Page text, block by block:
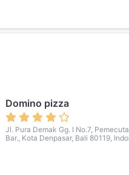
Domino pizza
Jl. Pura Demak Gg. I No.7,
Bar., Kota Denpasar, Bali 80119,